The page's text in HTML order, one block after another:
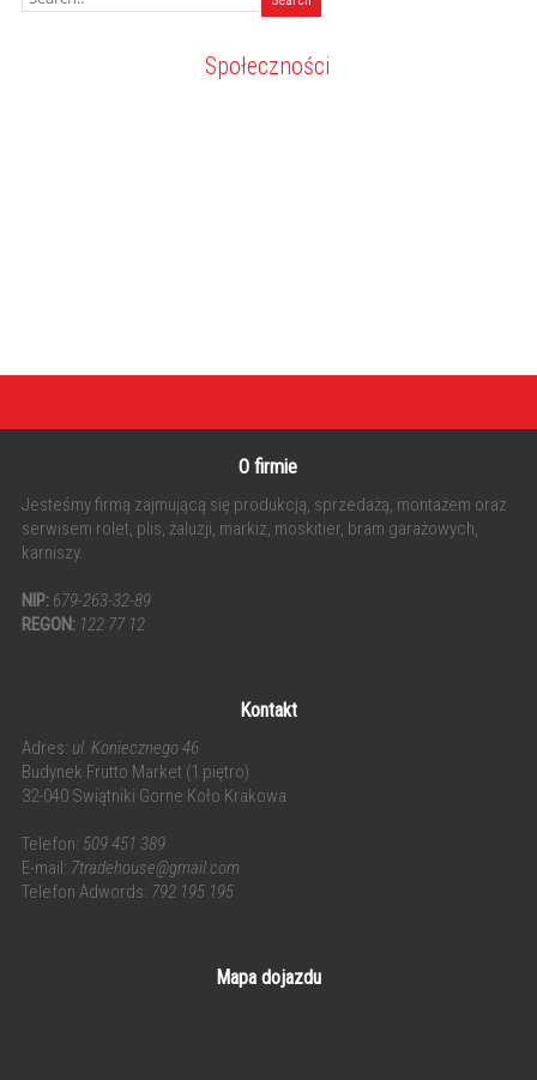
Społeczności
O firmie
Jesteśmy firmą zajmującą się produkcją, sprzedażą, montażem oraz
serwisem rolet, plis, żaluzji, markiz, moskitier, bram garażowych,
karniszy.
NIP: 679-263-32-89
REGON: 122 77 12
Kontakt
Adres: ul. Koniecznego 46
Budynek Frutto Market (1 piętro)
32-040 Swiątniki Gorne Koło Krakowa
Telefon: 509 451 389
E-mail: 7tradehouse@gmail.com
Telefon Adwords: 792 195 195
Mapa dojazdu